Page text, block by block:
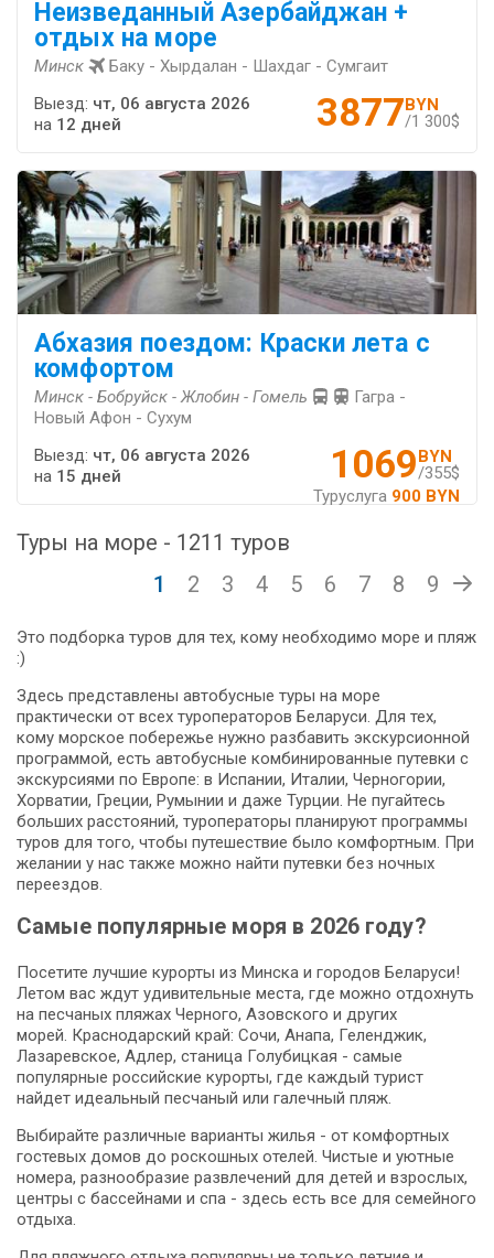
Неизведанный Азербайджан +
отдых на море
Минск Баку - Хырдалан - Шахдаг - Сумгаит
3877BYN
/1 300$
Выезд: чт, 06 августа 2026
на 12 дней
Абхазия поездом: Краски лета с
комфортом
Минск - Бобруйск - Жлобин - Гомель
Гагра -
Новый Афон - Сухум
1069BYN
/355$
Туруслуга 900 BYN
Выезд: чт, 06 августа 2026
на 15 дней
Туры на море - 1211 туров
1
2 3 4 5 6 7 8 9
Это подборка туров для тех, кому необходимо море и пляж
:)
Здесь представлены автобусные туры на море
практически от всех туроператоров Беларуси. Для тех,
кому морское побережье нужно разбавить экскурсионной
программой, есть автобусные комбинированные путевки с
экскурсиями по Европе: в Испании, Италии, Черногории,
Хорватии, Греции, Румынии и даже Турции. Не пугайтесь
больших расстояний, туроператоры планируют программы
туров для того, чтобы путешествие было комфортным. При
желании у нас также можно найти путевки без ночных
переездов.
Самые популярные моря в 2026 году?
Посетите лучшие курорты из Минска и городов Беларуси!
Летом вас ждут удивительные места, где можно отдохнуть
на песчаных пляжах Черного, Азовского и других
морей. Краснодарский край: Сочи, Анапа, Геленджик,
Лазаревское, Адлер, станица Голубицкая - самые
популярные российские курорты, где каждый турист
найдет идеальный песчаный или галечный пляж.
Выбирайте различные варианты жилья - от комфортных
гостевых домов до роскошных отелей. Чистые и уютные
номера, разнообразие развлечений для детей и взрослых,
центры с бассейнами и спа - здесь есть все для семейного
отдыха.